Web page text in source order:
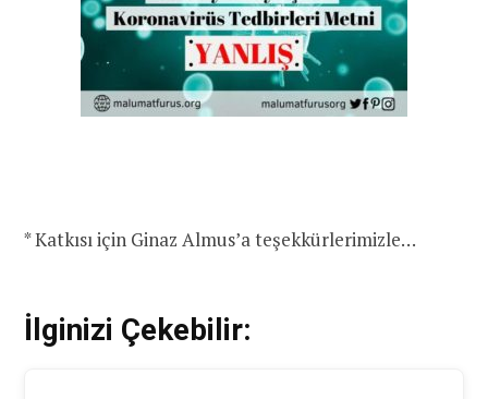
* Katkısı için Ginaz Almus’a teşekkürlerimizle…
İlginizi Çekebilir: